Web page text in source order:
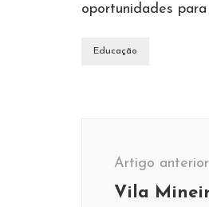
oportunidades
Educação
Artigo anterior
Vila